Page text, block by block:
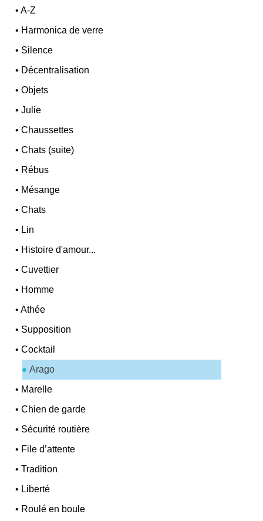
•A-Z
• Harmonica de verre
• Silence
• Décentralisation
•Objets
•Julie
•Chaussettes
•Chats (suite)
• Rébus
• Mésange
•Chats
• Lin
• Histoire d'amour...
•Cuvettier
• Homme
•Athée
• Supposition
•Cocktail
Arago
• Marelle
•Chien de garde
• Sécurité routière
• File d’attente
•Tradition
• Liberté
• Roulé en boule